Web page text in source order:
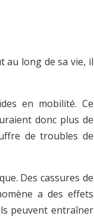
au long de sa vie, il
en mobilité. Ce
donc plus de
de troubles de
Des cassures de
a des effets
peuvent entraîner